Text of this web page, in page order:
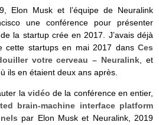
Elon Musk et l’équipe de Neuralink
une conférence pour présenter
la startup crée en 2017. J’avais déjà
cette startups en mai 2017 dans Ces
votre cerveau – Neuralink , et
ils en étaient deux ans après.
la vidéo de la conférence en entier,
brain-machine interface platform
par Elon Musk et Neuralink, 2019